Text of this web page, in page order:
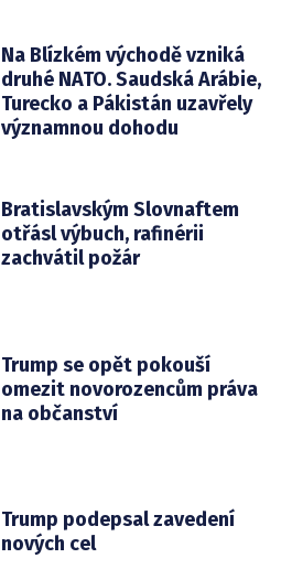
Na Blízkém východě vzniká
druhé NATO. Saudská Arábie,
Turecko a Pákistán uzavřely
významnou dohodu
Bratislavským Slovnaftem
otřásl výbuch, rafinérii
zachvátil požár
Trump se opět pokouší
omezit novorozencům práva
na občanství
Trump podepsal zavedení
nových cel